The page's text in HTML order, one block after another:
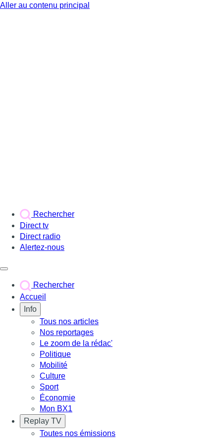
Aller au contenu principal
Rechercher
Direct tv
Direct radio
Alertez-nous
Rechercher
Accueil
Info
Tous nos articles
Nos reportages
Le zoom de la rédac'
Politique
Mobilité
Culture
Sport
Économie
Mon BX1
Replay TV
Toutes nos émissions